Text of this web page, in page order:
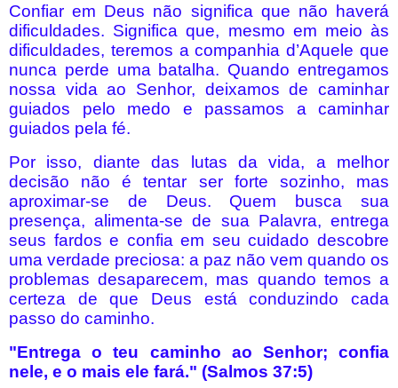
Confiar em Deus não significa que não haverá
dificuldades. Significa que, mesmo em meio às
dificuldades, teremos a companhia d’Aquele que
nunca perde uma batalha. Quando entregamos
nossa vida ao Senhor, deixamos de caminhar
guiados pelo medo e passamos a caminhar
guiados pela fé.
Por isso, diante das lutas da vida, a melhor
decisão não é tentar ser forte sozinho, mas
aproximar-se de Deus. Quem busca sua
presença, alimenta-se de sua Palavra, entrega
seus fardos e confia em seu cuidado descobre
uma verdade preciosa: a paz não vem quando os
problemas desaparecem, mas quando temos a
certeza de que Deus está conduzindo cada
passo do caminho.
"Entrega o teu caminho ao Senhor; confia
nele, e o mais ele fará." (Salmos 37:5)